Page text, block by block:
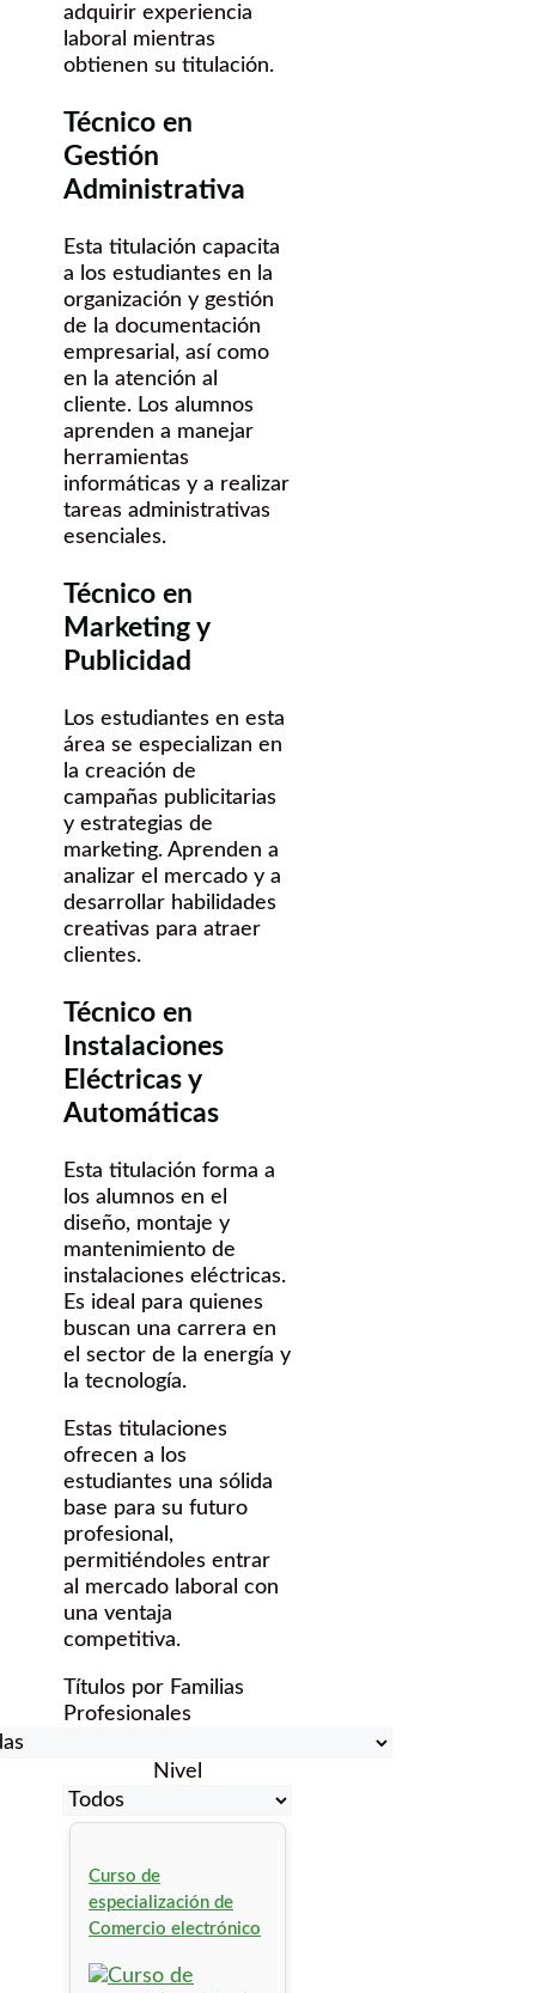
adquirir experiencia
laboral mientras
obtienen su titulación.
Técnico en
Gestión
Administrativa
Esta titulación capacita
a los estudiantes en la
organización y gestión
de la documentación
empresarial, así como
en la atención al
cliente. Los alumnos
aprenden a manejar
herramientas
informáticas y a realizar
tareas administrativas
esenciales.
Técnico en
Marketing y
Publicidad
Los estudiantes en esta
área se especializan en
la creación de
campañas publicitarias
y estrategias de
marketing. Aprenden a
analizar el mercado y a
desarrollar habilidades
creativas para atraer
clientes.
Técnico en
Instalaciones
Eléctricas y
Automáticas
Esta titulación forma a
los alumnos en el
diseño, montaje y
mantenimiento de
instalaciones eléctricas.
Es ideal para quienes
buscan una carrera en
el sector de la energía y
la tecnología.
Estas titulaciones
ofrecen a los
estudiantes una sólida
base para su futuro
profesional,
permitiéndoles entrar
al mercado laboral con
una ventaja
competitiva.
Títulos por Familias
Profesionales
Nivel
Curso de
especialización de
Comercio electrónico